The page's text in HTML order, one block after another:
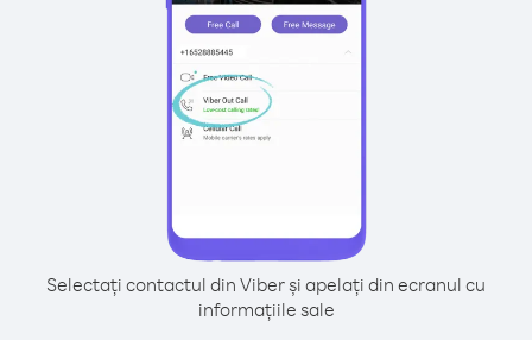
Selectați contactul din Viber și apelați din ecranul cu
informațiile sale